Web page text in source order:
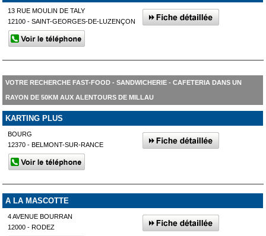
13 RUE MOULIN DE TALY
12100 - SAINT-GEORGES-DE-LUZENÇON
VOTRE RECHERCHE FAST-FOOD - SANDWICHERIE - CAFETERIA DANS UN
RAYON DE 50KM AUX ALENTOURS DE MILLAU
KARTING PLUS
BOURG
12370 - BELMONT-SUR-RANCE
A LA MASCOTTE
4 AVENUE BOURRAN
12000 - RODEZ